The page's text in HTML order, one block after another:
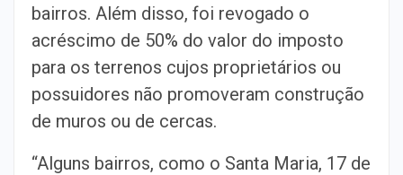
bairros. Além disso, foi revogado o
acréscimo de 50% do valor do imposto
para os terrenos cujos proprietários ou
possuidores não promoveram construção
de muros ou de cercas.
“Alguns bairros, como o Santa Maria, 17 de